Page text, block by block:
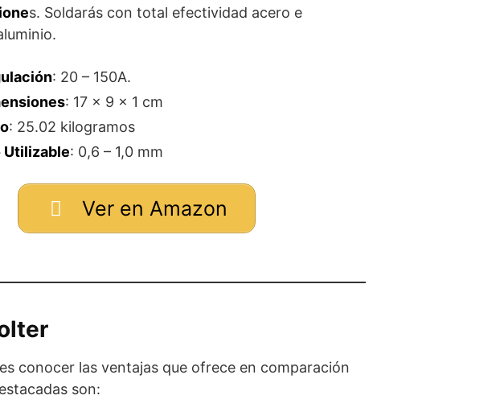
s. Soldarás con total efectividad acero e
: 20 – 150A.
: ‎17 x 9 x 1 cm
: 25.02 kilogramos
Utilizable: 0,6 – 1,0 mm
Ver en Amazon
conocer las ventajas que ofrece en comparación
son: